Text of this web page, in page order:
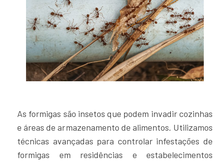
As formigas são insetos que podem invadir cozinhas
e áreas de armazenamento de alimentos. Utilizamos
técnicas avançadas para controlar infestações de
formigas em residências e estabelecimentos